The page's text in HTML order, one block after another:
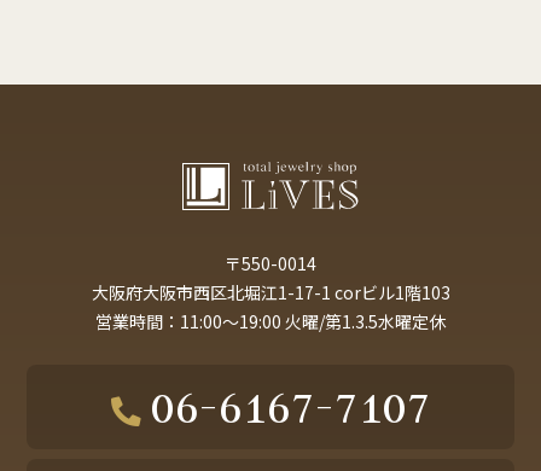
〒550-0014
大阪府大阪市西区北堀江1-17-1 corビル1階103
営業時間：11:00～19:00 火曜/第1.3.5水曜定休
06-6167-7107